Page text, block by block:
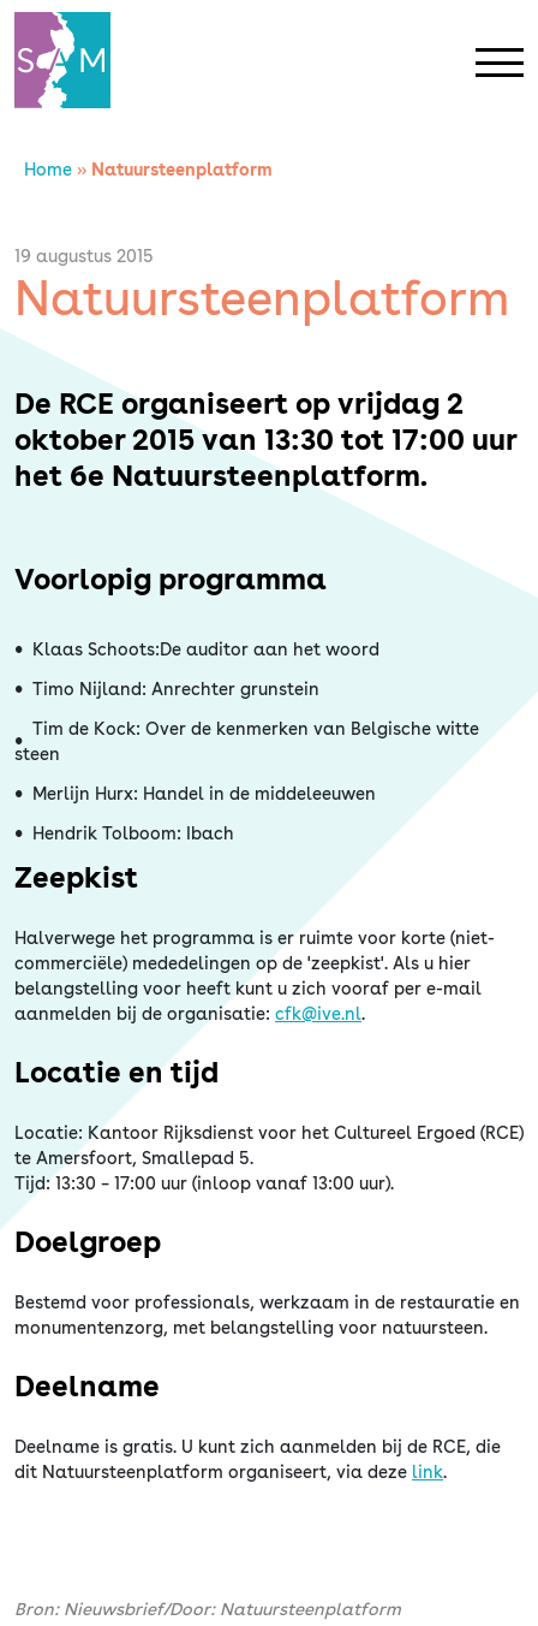
Home
Contact
SAM Limburg
Actueel
Overheid
Erfgoed
Home » Natuursteenplatform
19 augustus 2015
Natuursteenplatform
De RCE organiseert op vrijdag 2
oktober 2015 van 13:30 tot 17:00 uur
het 6e Natuursteenplatform.
Voorlopig programma
Klaas Schoots:De auditor aan het woord
Timo Nijland: Anrechter grunstein
Tim de Kock: Over de kenmerken van Belgische witte
steen
Merlijn Hurx: Handel in de middeleeuwen
Hendrik Tolboom: Ibach
Zeepkist
Halverwege het programma is er ruimte voor korte (niet-
commerciële) mededelingen op de 'zeepkist'. Als u hier
belangstelling voor heeft kunt u zich vooraf per e-mail
aanmelden bij de organisatie: cfk@ive.nl.
Locatie en tijd
Locatie: Kantoor Rijksdienst voor het Cultureel Ergoed (RCE)
te Amersfoort, Smallepad 5.
Tijd: 13:30 – 17:00 uur (inloop vanaf 13:00 uur).
Doelgroep
Bestemd voor professionals, werkzaam in de restauratie en
monumentenzorg, met belangstelling voor natuursteen.
Deelname
Deelname is gratis. U kunt zich aanmelden bij de RCE, die
dit Natuursteenplatform organiseert, via deze link.
Bron: Nieuwsbrief/Door: Natuursteenplatform